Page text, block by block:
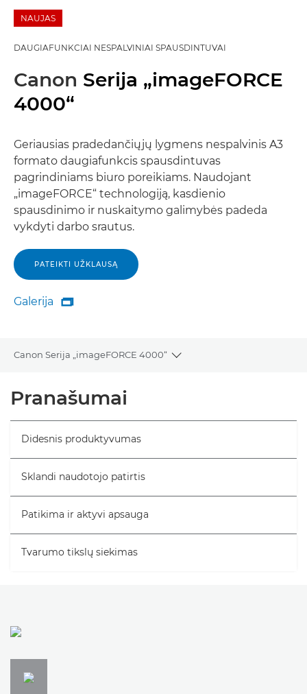
NAUJAS
DAUGIAFUNKCIAI NESPALVINIAI SPAUSDINTUVAI
Canon Serija „imageFORCE
4000“
Geriausias pradedančiųjų lygmens nespalvinis A3
formato daugiafunkcis spausdintuvas
pagrindiniams biuro poreikiams. Naudojant
„imageFORCE“ technologiją, kasdienio
spausdinimo ir nuskaitymo galimybės padeda
vykdyti darbo srautus.
PATEIKTI UŽKLAUSĄ
Galerija
Galerija

Canon Serija „imageFORCE 4000“
Toggle breadcrumbs
Bendrieji duomenys
Specifikacijos
Pranašumai
Didesnis produktyvumas
Sklandi naudotojo patirtis
Patikima ir aktyvi apsauga
Tvarumo tikslų siekimas